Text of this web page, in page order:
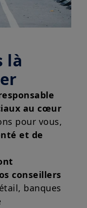
là
au cœur
pour vous,
et de
conseillers
banques